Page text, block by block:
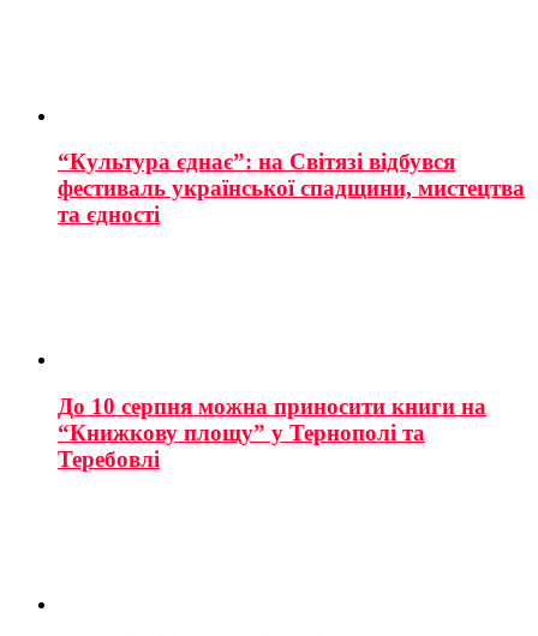
“Культура єднає”: на Світязі відбувся
фестиваль української спадщини, мистецтва
та єдності
До 10 серпня можна приносити книги на
“Книжкову площу” у Тернополі та
Теребовлі